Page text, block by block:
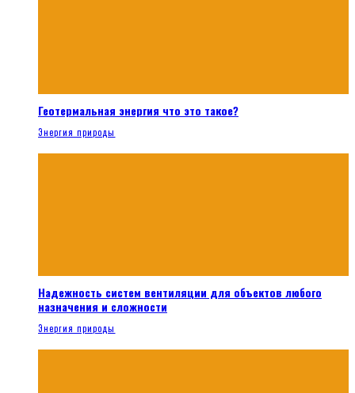
Геотермальная энергия что это такое?
Энергия природы
Надежность систем вентиляции для объектов любого
назначения и сложности
Энергия природы